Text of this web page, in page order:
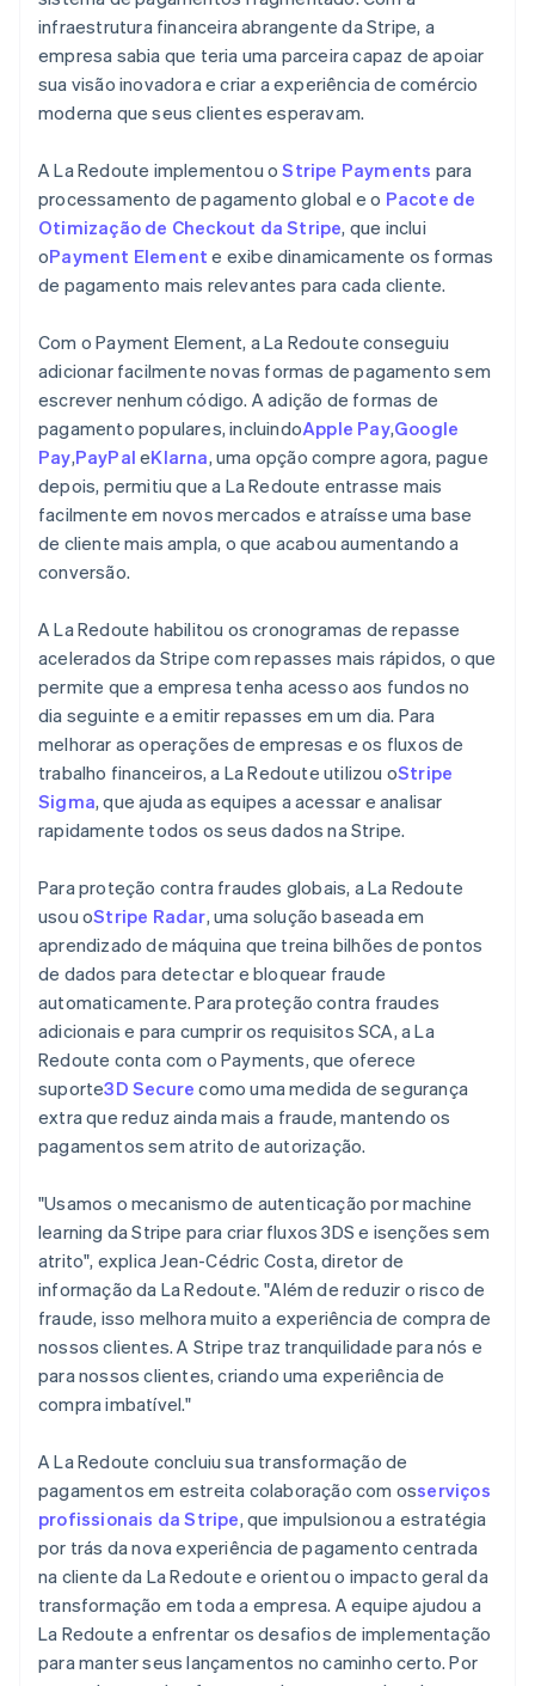
infraestrutura financeira abrangente da Stripe, a
empresa sabia que teria uma parceira capaz de apoiar
sua visão inovadora e criar a experiência de comércio
moderna que seus clientes esperavam.
A La Redoute implementou oStripe Payments para
processamento de pagamento global e o Pacote de
Otimização de Checkout da Stripe, que inclui
oPayment Element e exibe dinamicamente os formas
de pagamento mais relevantes para cada cliente.
Com o Payment Element, a La Redoute conseguiu
adicionar facilmente novas formas de pagamento sem
escrever nenhum código. A adição de formas de
pagamento populares, incluindoApple Pay,Google
Pay,PayPal eKlarna, uma opção compre agora, pague
depois, permitiu que a La Redoute entrasse mais
facilmente em novos mercados e atraísse uma base
de cliente mais ampla, o que acabou aumentando a
conversão.
A La Redoute habilitou os cronogramas de repasse
acelerados da Stripe com repasses mais rápidos, o que
permite que a empresa tenha acesso aos fundos no
dia seguinte e a emitir repasses em um dia. Para
melhorar as operações de empresas e os fluxos de
trabalho financeiros, a La Redoute utilizou oStripe
Sigma, que ajuda as equipes a acessar e analisar
rapidamente todos os seus dados na Stripe.
Para proteção contra fraudes globais, a La Redoute
usou oStripe Radar, uma solução baseada em
aprendizado de máquina que treina bilhões de pontos
de dados para detectar e bloquear fraude
automaticamente. Para proteção contra fraudes
adicionais e para cumprir os requisitos SCA, a La
Redoute conta com o Payments, que oferece
suporte3D Secure como uma medida de segurança
extra que reduz ainda mais a fraude, mantendo os
pagamentos sem atrito de autorização.
"Usamos o mecanismo de autenticação por machine
learning da Stripe para criar fluxos 3DS e isenções sem
atrito", explica Jean-Cédric Costa, diretor de
informação da La Redoute. "Além de reduzir o risco de
fraude, isso melhora muito a experiência de compra de
nossos clientes. A Stripe traz tranquilidade para nós e
para nossos clientes, criando uma experiência de
compra imbatível."
A La Redoute concluiu sua transformação de
pagamentos em estreita colaboração com osserviços
profissionais da Stripe, que impulsionou a estratégia
por trás da nova experiência de pagamento centrada
na cliente da La Redoute e orientou o impacto geral da
transformação em toda a empresa. A equipe ajudou a
La Redoute a enfrentar os desafios de implementação
para manter seus lançamentos no caminho certo. Por